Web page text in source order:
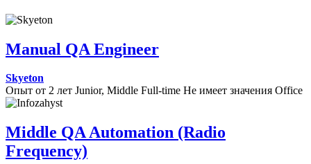
Manual QA Engineer
Skyeton
Опыт от 2 лет Junior, Middle Full-time Не имеет значения Office
Middle QA Automation (Radio
Frequency)